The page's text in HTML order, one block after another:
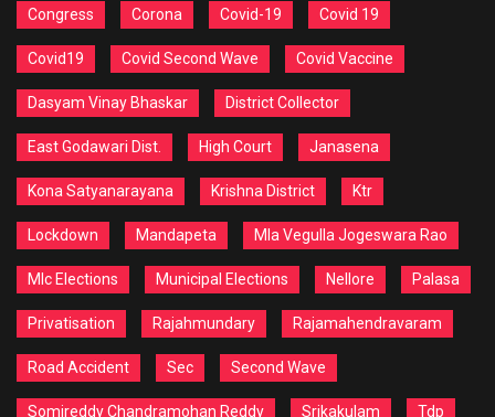
Congress Corona Covid-19 Covid 19
Covid19 Covid Second Wave Covid Vaccine
Dasyam Vinay Bhaskar District Collector
East Godawari Dist. High Court Janasena
Kona Satyanarayana Krishna District Ktr
Lockdown Mandapeta Mla Vegulla Jogeswara Rao
Mlc Elections Municipal Elections Nellore Palasa
Privatisation Rajahmundary Rajamahendravaram
Road Accident Sec Second Wave
Somireddy Chandramohan Reddy Srikakulam Tdp